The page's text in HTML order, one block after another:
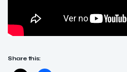
Share this: